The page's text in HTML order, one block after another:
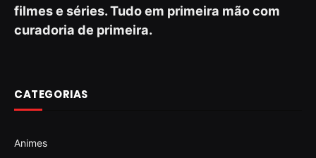
filmes e séries. Tudo em primeira mão com
curadoria de primeira.
CATEGORIAS
Animes